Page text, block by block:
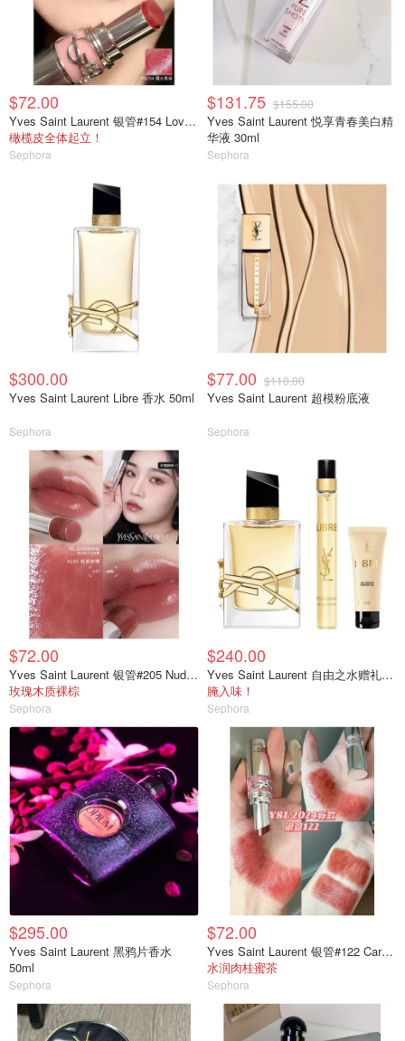
$72.00
Yves Saint Laurent 银管#154 Love Berry
橄榄皮全体起立！
Sephora
$131.75 $155.00
Yves Saint Laurent 悦享青春美白精
华液 30ml
Sephora
$300.00
Yves Saint Laurent Libre 香水 50ml
Sephora
$77.00 $110.00
Yves Saint Laurent 超模粉底液
Sephora
$72.00
Yves Saint Laurent 银管#205 Nude Self
玫瑰木质裸棕
Sephora
$240.00
Yves Saint Laurent 自由之水赠礼香水套装
腌入味！
Sephora
$295.00
Yves Saint Laurent 黑鸦片香水
50ml
Sephora
$72.00
Yves Saint Laurent 银管#122 Caramel Swirl
水润肉桂蜜茶
Sephora